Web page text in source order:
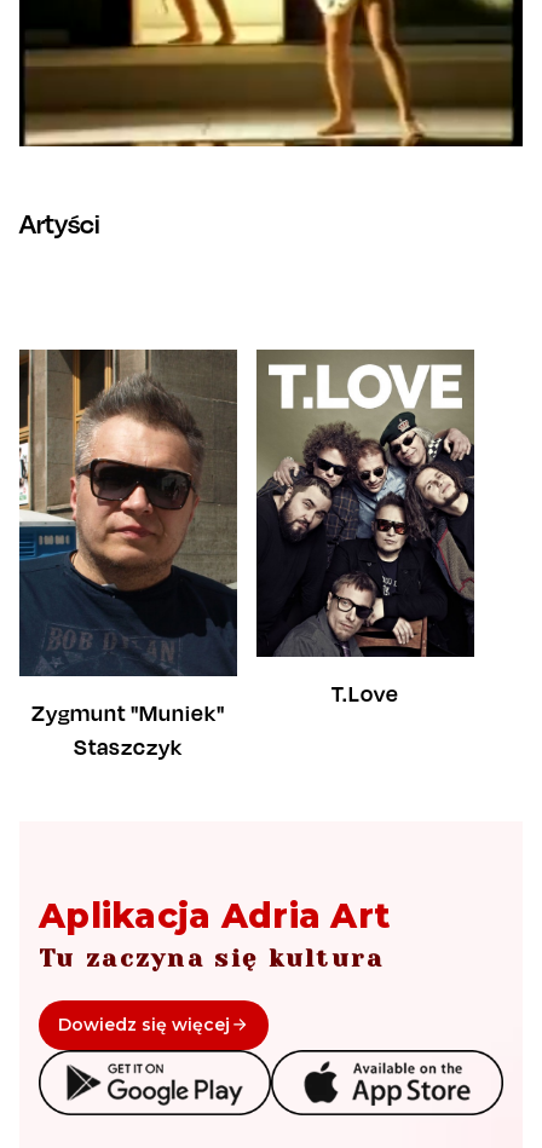
Artyści
Zygmunt "Muniek"
Staszczyk
T.Love
Aplikacja Adria Art
Tu zaczyna się kultura
Dowiedz się więcej